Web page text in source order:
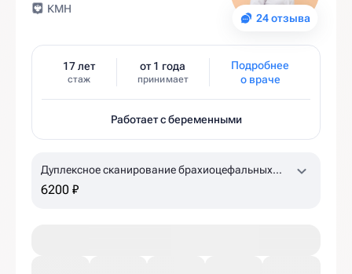
24 отзыва
КМН
17 лет
стаж
от 1 года
принимает
Подробнее
о враче
Работает с беременными
Дуплексное сканирование брахиоцефальных
артерий, лучевых артерий с проведением
6200 ₽